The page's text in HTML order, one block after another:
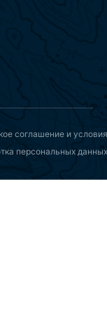
соглашение и условия
персональных данных